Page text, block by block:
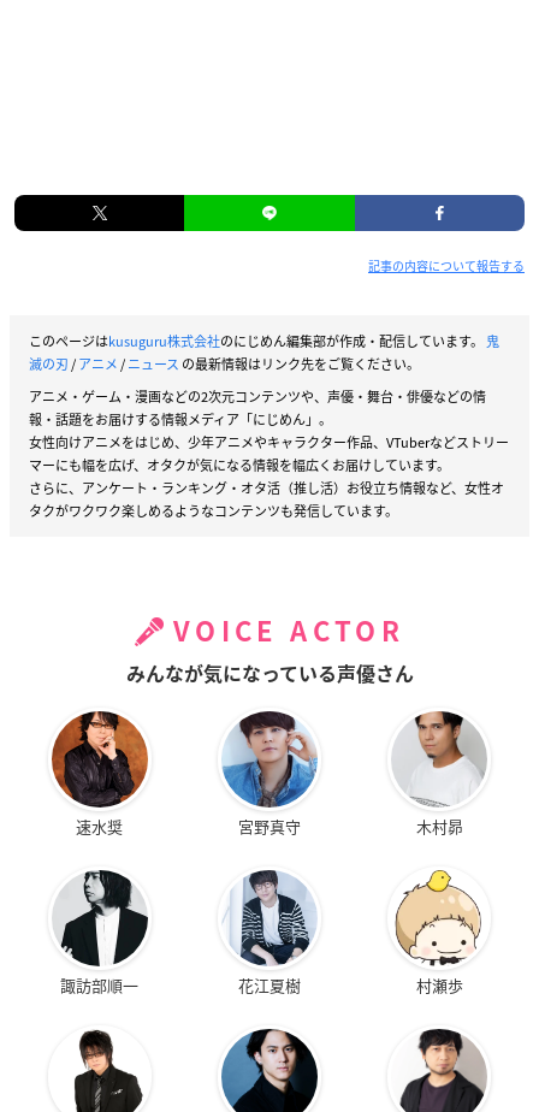
記事の内容について報告する
このページはkusuguru株式会社のにじめん編集部が作成・配信しています。 鬼
滅の刃/アニメ/ニュース の最新情報はリンク先をご覧ください。
アニメ・ゲーム・漫画などの2次元コンテンツや、声優・舞台・俳優などの情
報・話題をお届けする情報メディア「にじめん」。
女性向けアニメをはじめ、少年アニメやキャラクター作品、VTuberなどストリー
マーにも幅を広げ、オタクが気になる情報を幅広くお届けしています。
さらに、アンケート・ランキング・オタ活（推し活）お役立ち情報など、女性オ
タクがワクワク楽しめるようなコンテンツも発信しています。
VOICE ACTOR
みんなが気になっている声優さん
速水奨 宮野真守 木村昴
諏訪部順一 花江夏樹 村瀬歩